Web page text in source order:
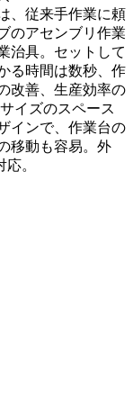
、従来手作業に頼
のアセンブリ作業
治具。セットして
る時間は数秒、作
改善、生産効率の
イズのスペース
インで、作業台の
移動も容易。外
。